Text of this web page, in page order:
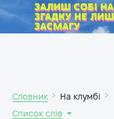
Словник
На клумбі
Список слів